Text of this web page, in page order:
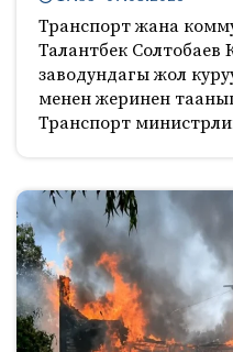
Транспорт жана
Талантбек Солтобаев
заводундагы жол
менен жеринен
Транспорт